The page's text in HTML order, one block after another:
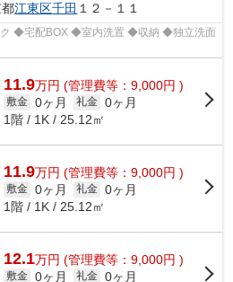
江東区千田 １２－１１
◆宅配BOX ◆室内洗置 ◆収納 ◆独立洗面
11.9万円 (管理費等：9,000円 )
敷金 0ヶ月 礼金 0ヶ月
1階 / 1K / 25.12㎡
11.9万円 (管理費等：9,000円 )
敷金 0ヶ月 礼金 0ヶ月
1階 / 1K / 25.12㎡
12.1万円 (管理費等：9,000円 )
敷金 0ヶ月 礼金 0ヶ月